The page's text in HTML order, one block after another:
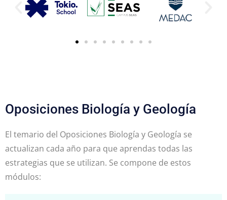
Oposiciones Biología y Geología
El temario del Oposiciones Biología y Geología se
actualizan cada año para que aprendas todas las
estrategias que se utilizan. Se compone de estos
módulos: